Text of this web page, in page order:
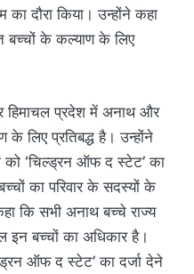
दौरा किया। उन्होंने कहा
बच्चों के कल्याण के लिए
हिमाचल प्रदेश में अनाथ और
लिए प्रतिबद्ध है। उन्होंने
को ‘चिल्ड्रन ऑफ द स्टेट’ का
का परिवार के सदस्यों के
कि सभी अनाथ बच्चे राज्य
इन बच्चों का अधिकार है।
ऑफ द स्टेट’ का दर्जा देने